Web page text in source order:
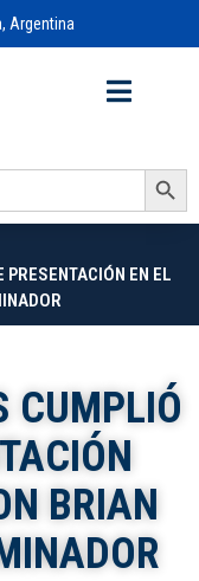
Argentina
Search Button
EN EL
CUMPLIÓ
BRIAN